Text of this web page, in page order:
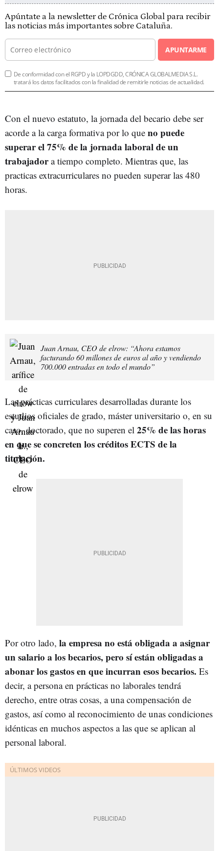
Apúntate a la newsletter de Crónica Global para recibir
las noticias más importantes sobre Cataluña.
APUNTARME
De conformidad con el RGPD y la LOPDGDD, CRÓNICA GLOBALMEDIA S.L.
tratará los datos facilitados con la finalidad de remitirle noticias de actualidad.
Con el nuevo estatuto, la jornada del becario debe ser
acorde a la carga formativa por lo que no puede
superar el 75% de la jornada laboral de un
trabajadora tiempo completo. Mientras que, las
practicas extracurriculares no pueden superar las 480
horas.
Juan Arnau, CEO de elrow: “Ahora estamos
facturando 60 millones de euros al año y vendiendo
700.000 entradas en todo el mundo”
Las prácticas curriculares desarrolladas durante los
estudios oficiales de grado, máster universitario o, en su
caso, doctorado, que no superen el 25% de las horas
en que se concreten los créditos ECTS de la
titulación.
Por otro lado, la empresa no está obligada a asignar
un salario a los becarios, pero sí están obligadas a
abonar los gastos en que incurran esos becarios. Es
decir, a persona en prácticas no laborales tendrá
derecho, entre otras cosas, a una compensación de
gastos, así como al reconocimiento de unas condiciones
idénticas en muchos aspectos a las que se aplican al
personal laboral.